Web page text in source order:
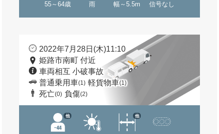
55～64歳 雨 幅～5.5m 信号なし
2022年7月28日(木)11:10
姫路市南町 付近
車両相互 小破事故
普通乗用車(1) 軽貨物車(1)
死亡(0) 負傷(2)
他 他